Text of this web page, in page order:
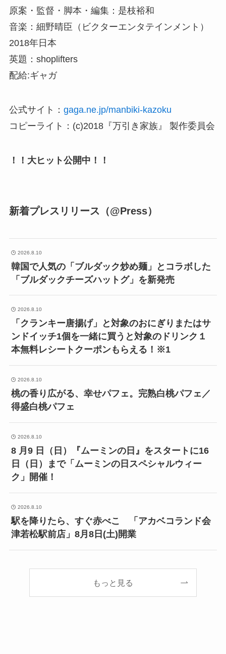
原案・監督・脚本・編集：是枝裕和
音楽：細野晴臣（ビクターエンタテインメント）
2018年日本
英題：shoplifters
配給:ギャガ
公式サイト： gaga.ne.jp/manbiki-kazoku
コピーライト：(c)2018『万引き家族』 製作委員会
！！大ヒット公開中！！
新着プレスリリース（@Press）
2026.8.10
韓国で人気の「ブルダック炒め麺」とコラボした
「ブルダックチーズハットグ」を新発売
2026.8.10
「クランキー唐揚げ」と対象のおにぎりまたはサ
ンドイッチ1個を一緒に買うと対象のドリンク１
本無料レシートクーポンもらえる！※1
2026.8.10
桃の香り広がる、幸せパフェ。完熟白桃パフェ／
得盛白桃パフェ
2026.8.10
8 月9 日（日）『ムーミンの日』をスタートに16
日（日）まで「ムーミンの日スペシャルウィー
ク」開催！
2026.8.10
駅を降りたら、すぐ赤べこ 「アカベコランド会
津若松駅前店」8月8日(土)開業
もっと見る